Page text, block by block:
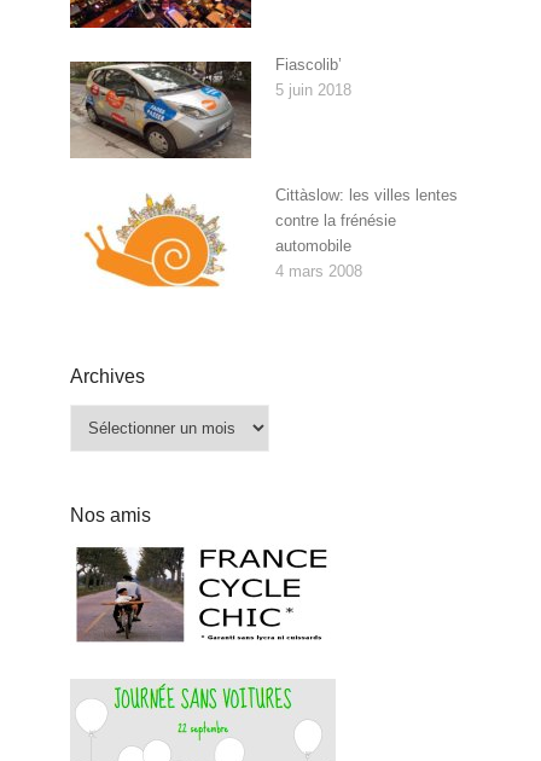
Fiascolib’
5 juin 2018
Cittàslow: les villes lentes
contre la frénésie
automobile
4 mars 2008
Archives
Nos amis